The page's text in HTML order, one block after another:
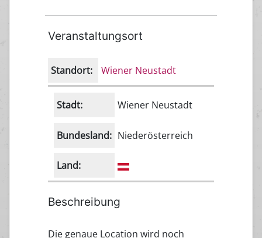
Veranstaltungsort
Standort: Wiener Neustadt
Stadt: Wiener Neustadt
Bundesland: Niederösterreich
Land:
Beschreibung
Die genaue Location wird noch